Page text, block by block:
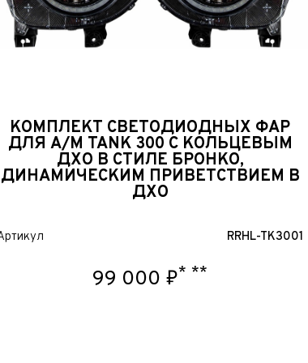
КОМПЛЕКТ СВЕТОДИОДНЫХ ФАР
ДЛЯ А/М TANK 300 С КОЛЬЦЕВЫМ
ДХО В СТИЛЕ БРОНКО,
ДИНАМИЧЕСКИМ ПРИВЕТСТВИЕМ В
ДХО
RRHL-TK3001
99 000 ₽* **
условиясоглашенияоб обработке персональных данных